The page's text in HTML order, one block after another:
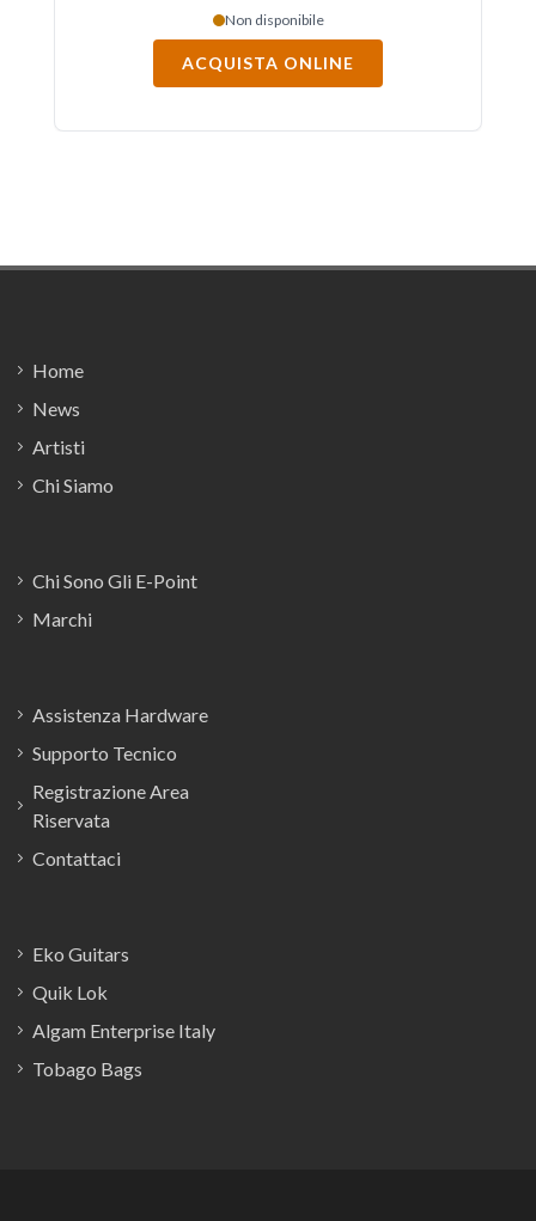
Non disponibile
ACQUISTA ONLINE
Home
News
Artisti
Chi Siamo
Chi Sono Gli E-Point
Marchi
Assistenza Hardware
Supporto Tecnico
Registrazione Area
Riservata
Contattaci
Eko Guitars
Quik Lok
Algam Enterprise Italy
Tobago Bags